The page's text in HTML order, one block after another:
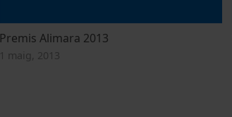
Premis Alimara 2013
1 maig, 2013